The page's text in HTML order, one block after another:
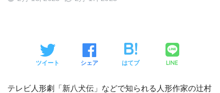
ツイート シェア はてブ LINE
テレビ人形劇「新八犬伝」などで知られる人形作家の辻村